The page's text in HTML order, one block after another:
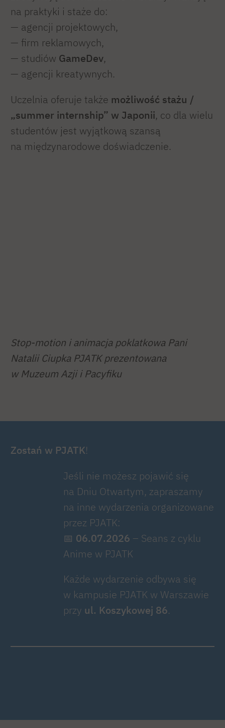
na praktyki i staże do:
— agencji projektowych,
— firm reklamowych,
— studiów GameDev,
— agencji kreatywnych.
Uczelnia oferuje także możliwość stażu /
„summer internship” w Japonii, co dla wielu
studentów jest wyjątkową szansą
na międzynarodowe doświadczenie.
Stop-motion i animacja poklatkowa Pani
Natalii Ciupka PJATK prezentowana
w Muzeum Azji i Pacyfiku
Zostań w PJATK!
Jeśli nie możesz pojawić się
na Dniu Otwartym, zapraszamy
na inne wydarzenia organizowane
przez PJATK:
📅 06.07.2026 – Seans z cyklu
Anime w PJATK
Każde wydarzenie odbywa się
w kampusie PJATK w Warszawie
przy ul. Koszykowej 86.